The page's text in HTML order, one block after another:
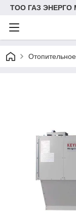
ТОО ГАЗ